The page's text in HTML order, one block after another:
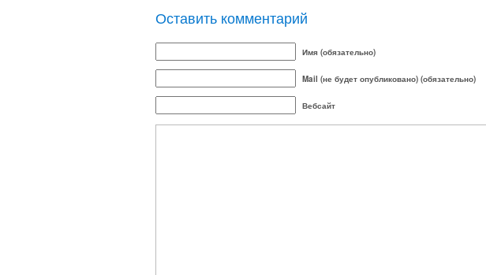
Оставить комментарий
Имя (обязательно)
Mail (не будет опубликовано) (обязательно)
Вебсайт